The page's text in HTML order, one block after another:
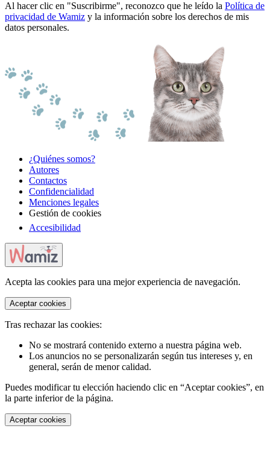
Al hacer clic en "Suscribirme", reconozco que he leído la Política de
privacidad de Wamiz y la información sobre los derechos de mis
datos personales.
¿Quiénes somos?
Autores
Contactos
Confidencialidad
Menciones legales
Gestión de cookies
Accesibilidad
Acepta las cookies para una mejor experiencia de navegación.
Aceptar cookies
Tras rechazar las cookies:
No se mostrará contenido externo a nuestra página web.
Los anuncios no se personalizarán según tus intereses y, en
general, serán de menor calidad.
Puedes modificar tu elección haciendo clic en “Aceptar cookies”, en
la parte inferior de la página.
Aceptar cookies